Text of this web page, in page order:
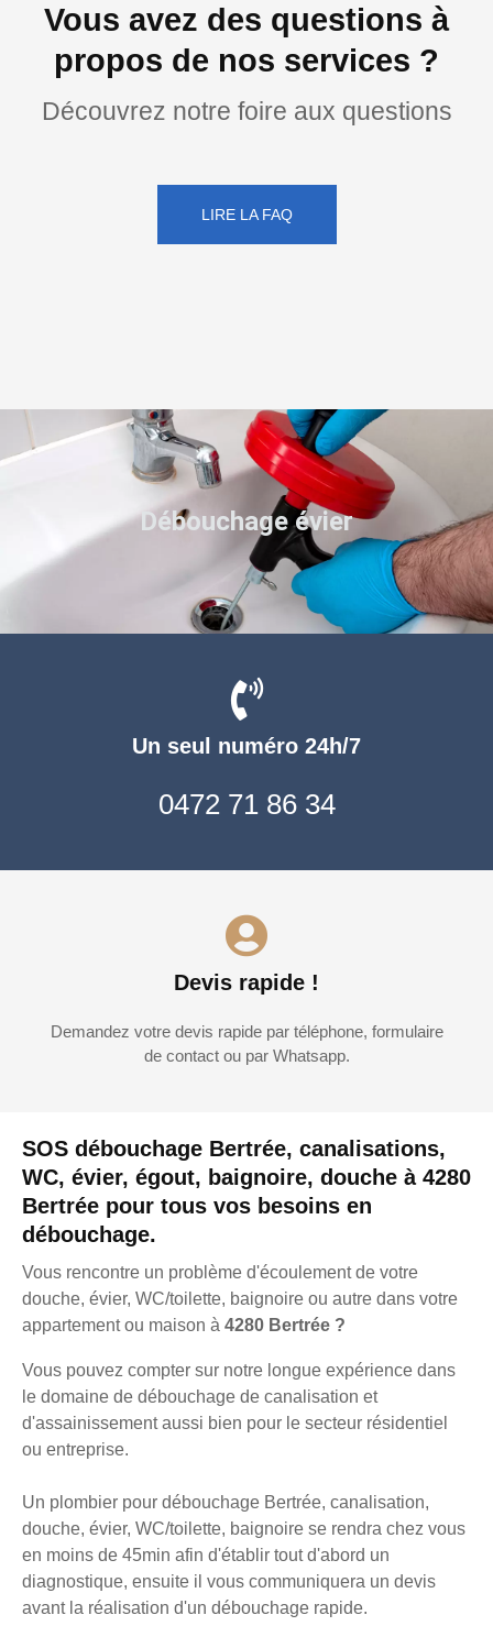
Vous avez des questions à
propos de nos services ?
Découvrez notre foire aux questions
LIRE LA FAQ
SOS débouchage Bertrée, canalisations,
WC, évier, égout, baignoire, douche à 4280
Bertrée pour tous vos besoins en
débouchage.
Vous rencontre un problème d'écoulement de votre
douche, évier, WC/toilette, baignoire ou autre dans votre
appartement ou maison à 4280 Bertrée ?
Vous pouvez compter sur notre longue expérience dans
le domaine de débouchage de canalisation et
d'assainissement aussi bien pour le secteur résidentiel
ou entreprise.
Un plombier pour débouchage Bertrée, canalisation,
douche, évier, WC/toilette, baignoire se rendra chez vous
en moins de 45min afin d'établir tout d'abord un
diagnostique, ensuite il vous communiquera un devis
avant la réalisation d'un débouchage rapide.
Un seul numéro 24h/7
0472 71 86 34
Devis rapide !
Demandez votre devis rapide par téléphone, formulaire
de contact ou par Whatsapp.
Débouchage évier